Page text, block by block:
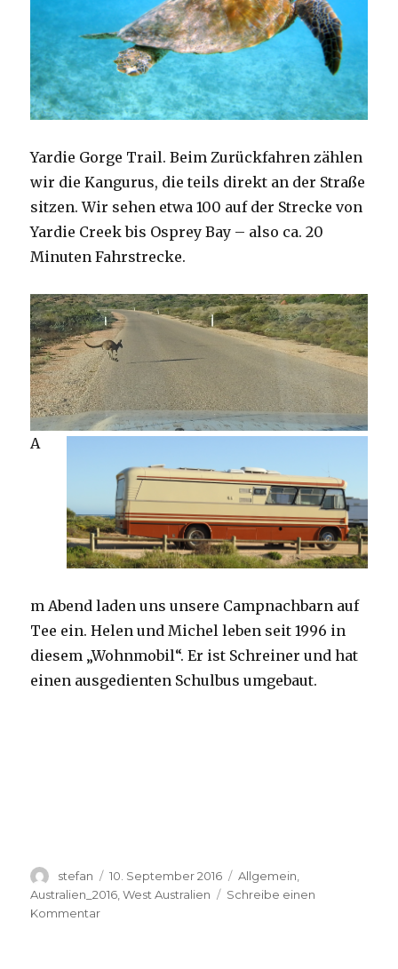
Yardie Gorge Trail. Beim Zurückfahren zählen
wir die Kangurus, die teils direkt an der Straße
sitzen. Wir sehen etwa 100 auf der Strecke von
Yardie Creek bis Osprey Bay – also ca. 20
Minuten Fahrstrecke.
A
m Abend laden uns unsere Campnachbarn auf
Tee ein. Helen und Michel leben seit 1996 in
diesem „Wohnmobil“. Er ist Schreiner und hat
einen ausgedienten Schulbus umgebaut.
Autor
stefan
Veröffentlicht
am
10. September 2016 Kategorien
Allgemein
Australien_2016 ,West Australien
Schreibe einen
Kommentarzu